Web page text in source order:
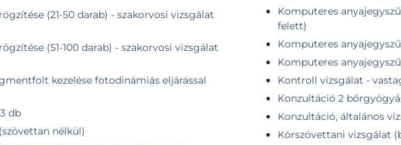
(21-50 darab) - szakorvosi vizsgálat
(51-100 darab) - szakorvosi vizsgálat
kezelése fotodinámiás eljárással
db
nélkül)
Komputeres
felett)
Komputeres
Komputeres
Kontroll vizsgálat -
Konzultáció 2
Konzultáció, általános
Kórszövettani vizsgálat